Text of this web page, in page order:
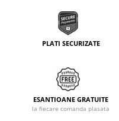
PLATI SECURIZATE
ESANTIOANE GRATUITE
la fiecare comanda plasata